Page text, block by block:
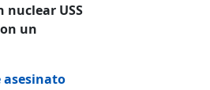
USS
un
asesinato